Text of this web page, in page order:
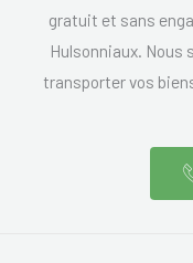
gratuit et sans
Hulsonniaux. Nous
transporter vos